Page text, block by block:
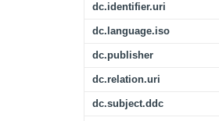
dc.identifier.uri
dc.language.iso
dc.publisher
dc.relation.uri
dc.subject.ddc